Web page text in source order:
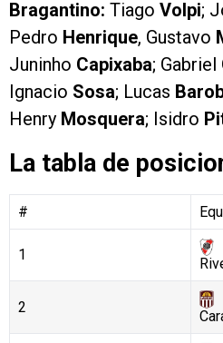
Bragantino: Tiago Volpi;
Pedro Henrique, Gustavo
Juninho Capixaba; Gabriel
Ignacio Sosa; Lucas
Henry Mosquera; Isidro
La tabla de
#
1
2